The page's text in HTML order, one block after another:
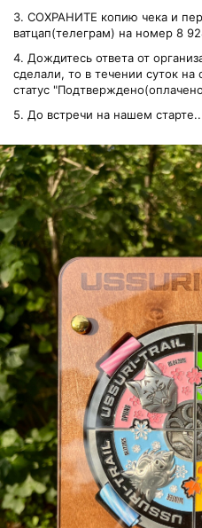
3. СОХРАНИТЕ копию чека и
ватцап(телеграм) на номер 8
4. Дождитесь ответа от
сделали, то в течении суток на
статус
5. До встречи на нашем